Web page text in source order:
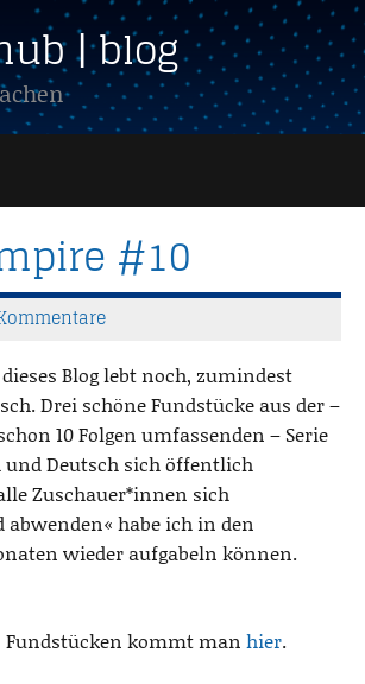
| blog
#10
Blog lebt noch, zumindest
Drei schöne Fundstücke aus der –
10 Folgen umfassenden – Serie
und Deutsch sich öffentlich
Zuschauer*innen sich
habe ich in den
wieder aufgabeln können.
Fundstücken kommt man hier.